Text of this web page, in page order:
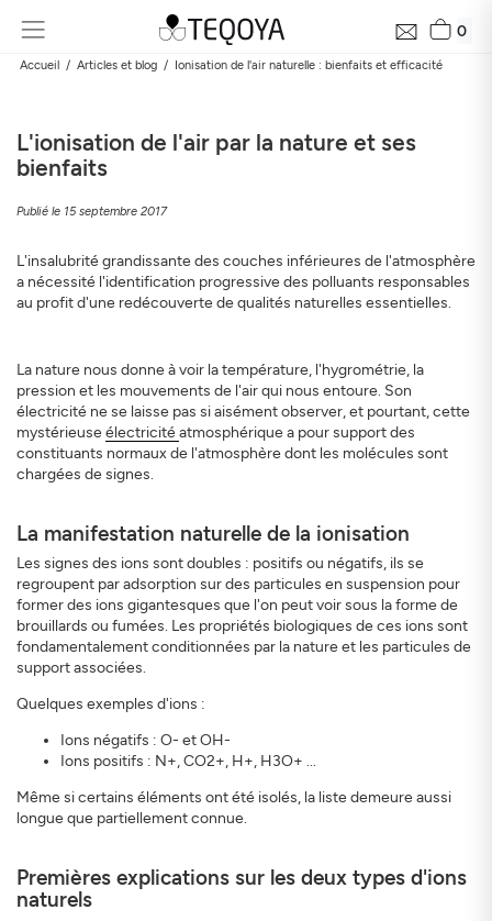
0
Accueil Articles et blog Ionisation de l'air naturelle : bienfaits et efficacité
L'ionisation de l'air par la nature et ses
bienfaits
Publié le 15 septembre 2017
L'insalubrité grandissante des couches inférieures de l'atmosphère
a nécessité l'identification progressive des polluants responsables
au profit d'une redécouverte de qualités naturelles essentielles.
La nature nous donne à voir la température, l'hygrométrie, la
pression et les mouvements de l'air qui nous entoure. Son
électricité ne se laisse pas si aisément observer, et pourtant, cette
mystérieuseélectricitéatmosphérique a pour support des
constituants normaux de l'atmosphère dont les molécules sont
chargées de signes.
La manifestation naturelle de la ionisation
Les signes des ions sont doubles : positifs ou négatifs, ils se
regroupent par adsorption sur des particules en suspension pour
former des ions gigantesques que l'on peut voir sous la forme de
brouillards ou fumées. Les propriétés biologiques de ces ions sont
fondamentalement conditionnées par la nature et les particules de
support associées.
Quelques exemples d'ions :
Ions négatifs : O- et OH-
Ions positifs : N+, CO2+, H+, H3O+ ...
Même si certains éléments ont été isolés, la liste demeure aussi
longue que partiellement connue.
Premières explications sur les deux types d'ions
naturels